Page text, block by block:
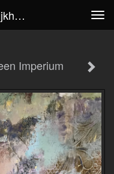
Barbara Bosscher - Vergankelijkheid Van Een Imperium
Imperium